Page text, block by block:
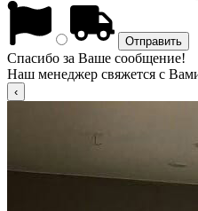
Спасибо за Ваше сообщение!
Наш менеджер свяжется с